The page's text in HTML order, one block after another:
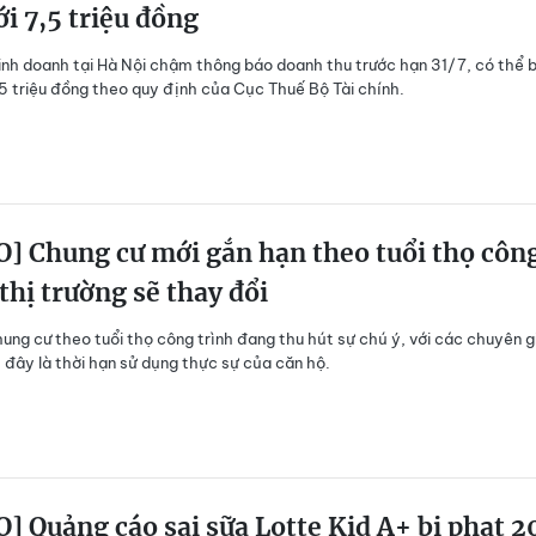
7,5 triệu đồng
doanh tại Hà Nội chậm thông báo doanh thu trước hạn 31/7, có thể
triệu đồng theo quy định của Cục Thuế Bộ Tài chính.
Chung cư mới gắn hạn theo tuổi thọ
trường sẽ thay đổi
cư theo tuổi thọ công trình đang thu hút sự chú ý, với các chuyên
đây là thời hạn sử dụng thực sự của căn hộ.
Quảng cáo sai sữa Lotte Kid A+ bị phạt